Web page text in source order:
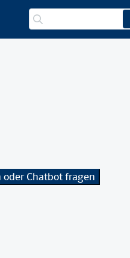
oder Chatbot fragen